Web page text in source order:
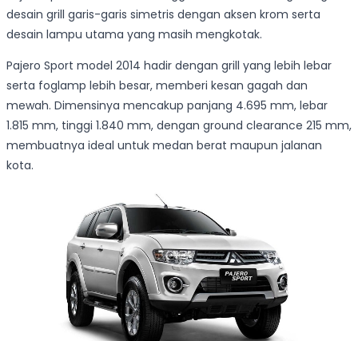
desain grill garis-garis simetris dengan aksen krom serta
desain lampu utama yang masih mengkotak.
Pajero Sport model 2014 hadir dengan grill yang lebih lebar
serta foglamp lebih besar, memberi kesan gagah dan
mewah. Dimensinya mencakup panjang 4.695 mm, lebar
1.815 mm, tinggi 1.840 mm, dengan ground clearance 215 mm,
membuatnya ideal untuk medan berat maupun jalanan
kota.